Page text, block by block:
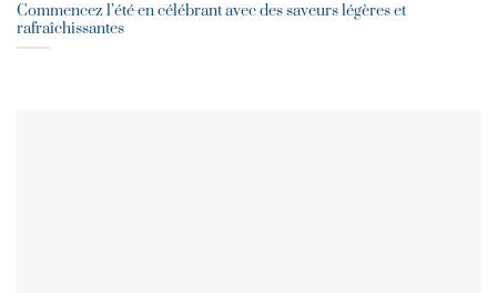
Commencez l’été en célébrant avec des saveurs légères et
rafraîchissantes